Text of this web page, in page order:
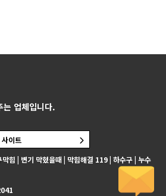
힘 | 변기 막혔을때 | 막힘해결 119 | 하수구 | 누수
는 업체입니다.
이트